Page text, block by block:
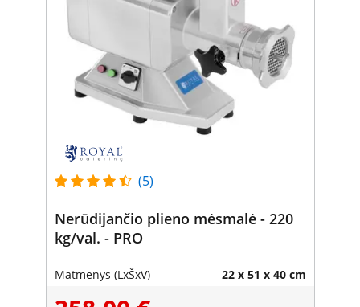
(5)
Nerūdijančio plieno mėsmalė - 220
kg/val. - PRO
Matmenys (LxŠxV) 22 x 51 x 40 cm